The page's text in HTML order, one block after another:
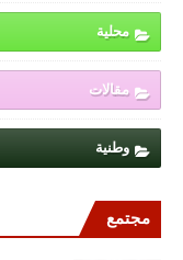
محلية
مقالات
وطنية
مجتمع